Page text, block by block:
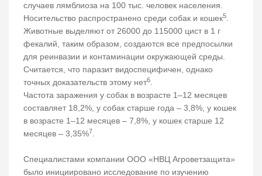
случаев лямблиоза на 100 тыс. человек населения.
Носительство распространено среди собак и кошек5.
Животные выделяют от 26000 до 115000 цист в 1 г
фекалий, таким образом, создаются все предпосылки
для реинвазии и контаминации окружающей среды.
Считается, что паразит видоспецифичен, однако
точных доказательств этому нет6.
Частота заражения у собак в возрасте 1–12 месяцев
составляет 18,2%, у собак старше года – 3,8%, у кошек
в возрасте 1–12 месяцев – 7,8%, у кошек старше 12
месяцев – 3,35%7.
Специалистами компании ООО «НВЦ Агроветзащита»
было инициировано исследование по изучению